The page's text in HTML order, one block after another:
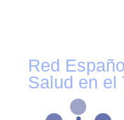
Red
Salud en el